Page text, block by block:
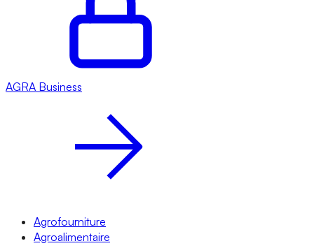
AGRA Business
Agrofourniture
Agroalimentaire